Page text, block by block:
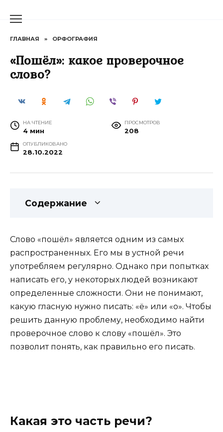
ГЛАВНАЯ » ОРФОГРАФИЯ
«Пошёл»: какое проверочное
слово?
НА ЧТЕНИЕ
4 мин
ПРОСМОТРОВ
208
ОПУБЛИКОВАНО
28.10.2022
Содержание
Слово «пошёл» является одним из самых
распространенных. Его мы в устной речи
употребляем регулярно. Однако при попытках
написать его, у некоторых людей возникают
определенные сложности. Они не понимают,
какую гласную нужно писать: «ё» или «о». Чтобы
решить данную проблему, необходимо найти
проверочное слово к слову «пошёл». Это
позволит понять, как правильно его писать.
Какая это часть речи?